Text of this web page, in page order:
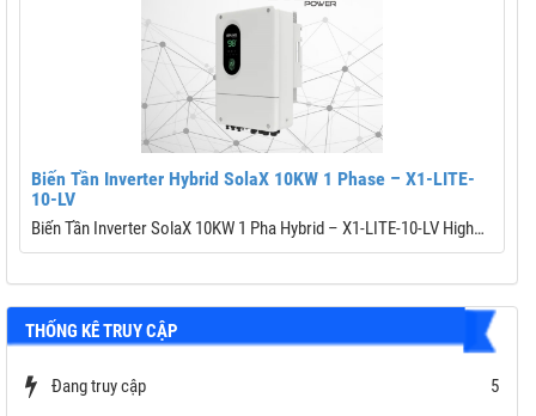
Biến Tần Inverter Hybrid SolaX 10KW 1 Phase – X1-LITE-
10-LV
Biến Tần Inverter SolaX 10KW 1 Pha Hybrid – X1-LITE-10-LV High
Performance
Thương hiệu: Solax Power
Công suất PV tối đa: 20,000 Wp
Điện áp PV tối đa: 600 V
Dòng sạc/xả tối đa: 220 A / 220 A
THỐNG KÊ TRUY CẬP
Đang truy cập 5